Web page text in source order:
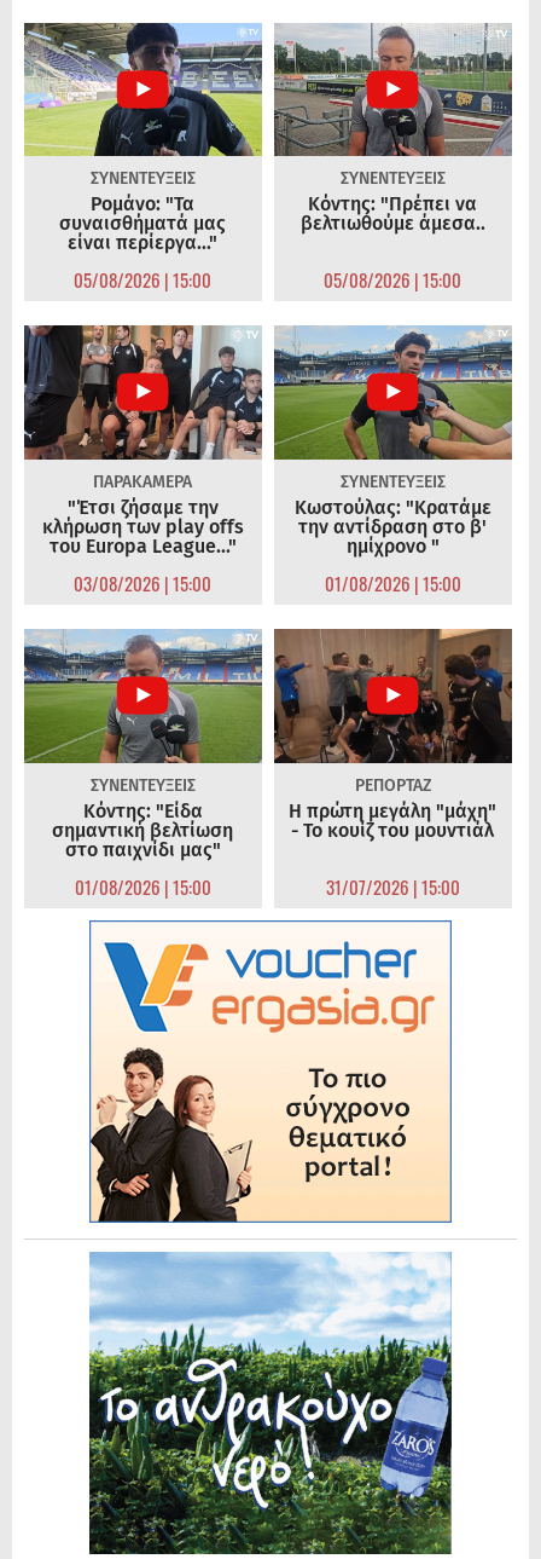
ΣΥΝΕΝΤΕΥΞΕΙΣ
Ρομάνο: "Τα
συναισθήματά μας
είναι περίεργα..."
05/08/2026 | 15:00
ΣΥΝΕΝΤΕΥΞΕΙΣ
Κόντης: "Πρέπει να
βελτιωθούμε άμεσα..
05/08/2026 | 15:00
ΠΑΡΑΚΑΜΕΡΑ
"Έτσι ζήσαμε την
κλήρωση των play offs
του Europa League..."
03/08/2026 | 15:00
ΣΥΝΕΝΤΕΥΞΕΙΣ
Κωστούλας: "Κρατάμε
την αντίδραση στο β'
ημίχρονο "
01/08/2026 | 15:00
ΣΥΝΕΝΤΕΥΞΕΙΣ
Κόντης: "Είδα
σημαντική βελτίωση
στο παιχνίδι μας"
01/08/2026 | 15:00
ΡΕΠΟΡΤΑΖ
Η πρώτη μεγάλη "μάχη"
- Το κουίζ του μουντιάλ
31/07/2026 | 15:00